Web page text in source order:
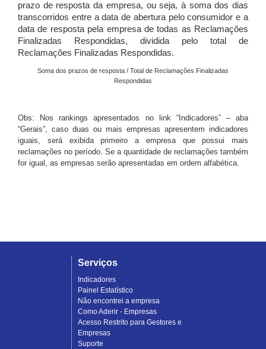
prazo de resposta da empresa, ou seja, à soma dos dias
transcorridos entre a data de abertura pelo consumidor e a
data de resposta pela empresa de todas as Reclamações
Finalizadas Respondidas, dividida pelo total de
Reclamações Finalizadas Respondidas.
Soma dos prazos de resposta / Total de Reclamações Finalizadas
Respondidas
Obs: Nos rankings apresentados no link “Indicadores” – aba
“Gerais”, caso duas ou mais empresas apresentem indicadores
iguais, será exibida primeiro a empresa que possui mais
reclamações no período. Se a quantidade de reclamações também
for igual, as empresas serão apresentadas em ordem alfabética.
Serviços
Indicadores
Painel Estatístico
Não encontrei a empresa
Como Aderir - Empresas
Acesso Restrito para Gestores e
Empresas
Suporte